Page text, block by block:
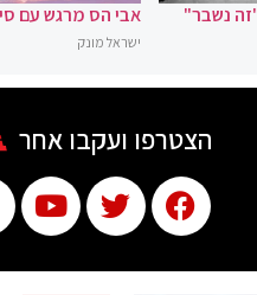
"זה נשבר" אבי הס מרגש עם
ישראל מונק
הצטרפו ועקבו אחר